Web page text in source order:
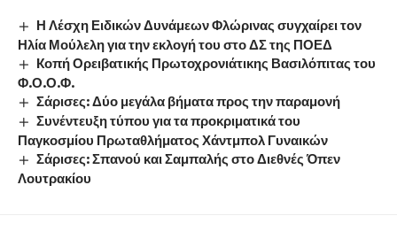
Η Λέσχη Ειδικών Δυνάμεων Φλώρινας συγχαίρει τον
Ηλία Μούλελη για την εκλογή του στο ΔΣ της ΠΟΕΔ
Kοπή Ορειβατικής Πρωτοχρονιάτικης Βασιλόπιτας του
Φ.Ο.Ο.Φ.
Σάρισες: Δύο μεγάλα βήματα προς την παραμονή
Συνέντευξη τύπου για τα προκριματικά του
Παγκοσμίου Πρωταθλήματος Χάντμπολ Γυναικών
Σάρισες: Σπανού και Σαμπαλής στο Διεθνές Όπεν
Λουτρακίου